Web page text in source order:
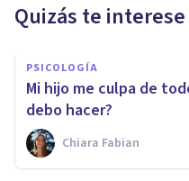
Quizás te interese
PSICOLOGÍA
Mi hijo me culpa de
debo hacer?
Chiara Fabian